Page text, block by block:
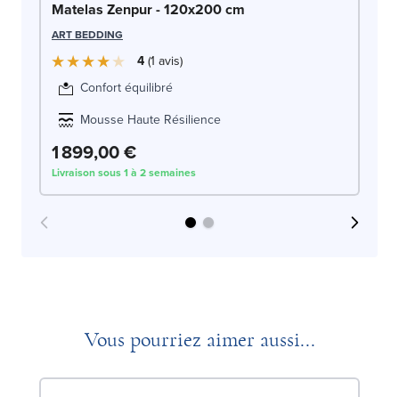
Matelas Zenpur - 120x200 cm
ART BEDDING
4 1 avis
Confort équilibré
Mousse Haute Résilience
1 899,00 €
Livraison sous 1 à 2 semaines
Vous pourriez aimer aussi...